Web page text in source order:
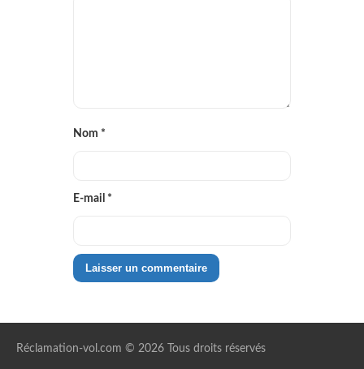
Nom *
E-mail *
Réclamation-vol.com © 2026 Tous droits réservés